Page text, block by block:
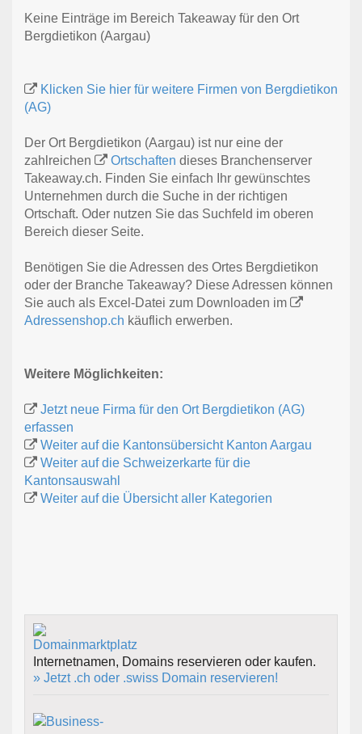
Keine Einträge im Bereich Takeaway für den Ort
Bergdietikon (Aargau)
Klicken Sie hier für weitere Firmen von Bergdietikon
(AG)
Der Ort Bergdietikon (Aargau) ist nur eine der
zahlreichen
Ortschaften dieses Branchenserver
Takeaway.ch. Finden Sie einfach Ihr gewünschtes
Unternehmen durch die Suche in der richtigen
Ortschaft. Oder nutzen Sie das Suchfeld im oberen
Bereich dieser Seite.
Benötigen Sie die Adressen des Ortes Bergdietikon
oder der Branche Takeaway? Diese Adressen können
Sie auch als Excel-Datei zum Downloaden im
Adressenshop.ch käuflich erwerben.
Weitere Möglichkeiten:
Jetzt neue Firma für den Ort Bergdietikon (AG)
erfassen
Weiter auf die Kantonsübersicht Kanton Aargau
Weiter auf die Schweizerkarte für die
Kantonsauswahl
Weiter auf die Übersicht aller Kategorien
Internetnamen, Domains reservieren oder kaufen.
» Jetzt .ch oder .swiss Domain reservieren!